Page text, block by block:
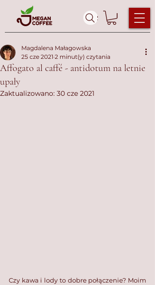
Szukaj ...
Affogato al caffé - antidotum na letnie
upały
Magdalena Małagowska
25 cze 2021 2 minut(y) czytania
Zaktualizowano: 30 cze 2021
Czy kawa i lody to dobre połączenie? Moim